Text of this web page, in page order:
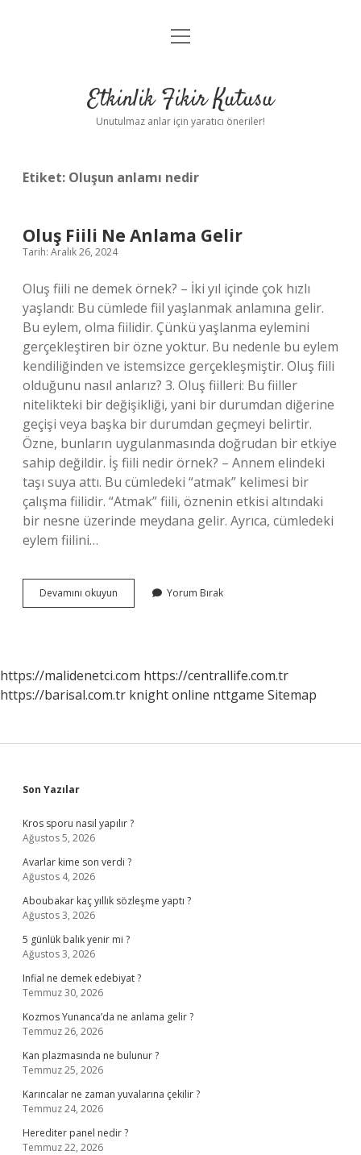
Anasayfa
Yasal Uyarı
menüyü
Etkinlik Fikir Kutusu
Unutulmaz anlar için yaratıcı öneriler!
Etiket: Oluşun anlamı nedir
Oluş Fiili Ne Anlama Gelir
Tarih: Aralık 26, 2024
Oluş fiili ne demek örnek? – İki yıl içinde çok hızlı
yaşlandı: Bu cümlede fiil yaşlanmak anlamına gelir.
Bu eylem, olma fiilidir. Çünkü yaşlanma eylemini
gerçekleştiren bir özne yoktur. Bu nedenle bu eylem
kendiliğinden ve istemsizce gerçekleşmiştir. Oluş fiili
olduğunu nasıl anlarız? 3. Oluş fiilleri: Bu fiiller
nitelikteki bir değişikliği, yani bir durumdan diğerine
geçişi veya başka bir durumdan geçmeyi belirtir.
Özne, bunların uygulanmasında doğrudan bir etkiye
sahip değildir. İş fiili nedir örnek? – Annem elindeki
taşı suya attı. Bu cümledeki “atmak” kelimesi bir
çalışma fiilidir. “Atmak” fiili, öznenin etkisi altındaki
bir nesne üzerinde meydana gelir. Ayrıca, cümledeki
eylem fiilini…
Devamını okuyun
Fiili
Yorum Bırak
https://malidenetci.com https://centrallife.com.tr
https://barisal.com.tr knight online nttgame Sitemap
Sidebar
Son Yazılar
Kros sporu nasıl yapılır ?
Ağustos 5, 2026
Avarlar kime son verdi ?
Ağustos 4, 2026
Aboubakar kaç yıllık sözleşme yaptı ?
Ağustos 3, 2026
5 günlük balık yenir mi ?
Ağustos 3, 2026
Infial ne demek edebiyat ?
Temmuz 30, 2026
Kozmos Yunanca’da ne anlama gelir ?
Temmuz 26, 2026
Kan plazmasında ne bulunur ?
Temmuz 25, 2026
Karıncalar ne zaman yuvalarına çekilir ?
Temmuz 24, 2026
Herediter panel nedir ?
Temmuz 22, 2026